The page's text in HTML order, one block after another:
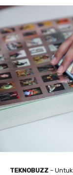
TEKNOBUZZ –